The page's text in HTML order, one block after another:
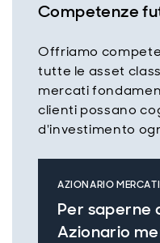
Competenze
Offriamo
tutte le asset
mercati
clienti possano
d'investimento
AZIONARIO
Per saperne
Azionario